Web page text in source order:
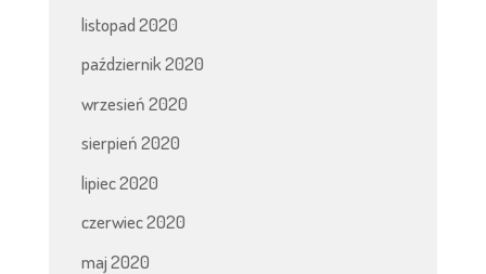
listopad 2020
październik 2020
wrzesień 2020
sierpień 2020
lipiec 2020
czerwiec 2020
maj 2020